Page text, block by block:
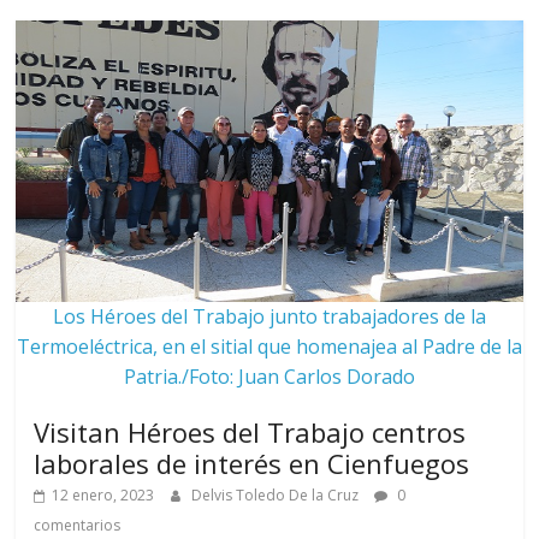
Los Héroes del Trabajo junto trabajadores de la
Termoeléctrica, en el sitial que homenajea al Padre de la
Patria./Foto: Juan Carlos Dorado
Visitan Héroes del Trabajo centros
laborales de interés en Cienfuegos
12 enero, 2023 Delvis Toledo De la Cruz
0
comentarios